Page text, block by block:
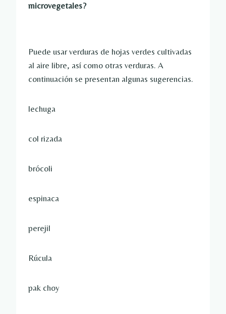
microvegetales?
Puede usar verduras de hojas verdes cultivadas
al aire libre, así como otras verduras. A
continuación se presentan algunas sugerencias.
lechuga
col rizada
brócoli
espinaca
perejil
Rúcula
pak choy